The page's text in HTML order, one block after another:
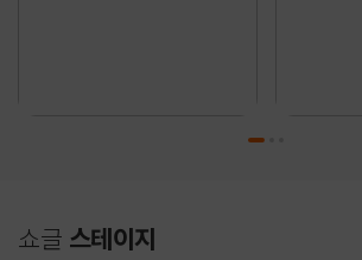
쇼글 스테이지